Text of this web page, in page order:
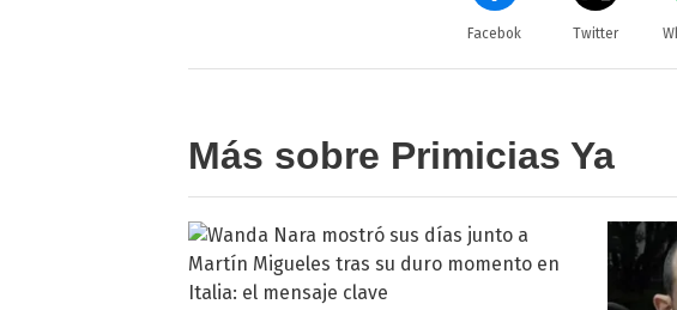
Facebok Twitter
Más sobre Primicias Ya